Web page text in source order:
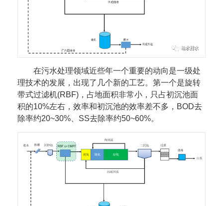
在污水处理领域近些年一个重要的动向是一级处
理技术的发展，出现了几个新的工艺。第一个是旋转
带式过滤机(RBF)，占地面积非常小，只占初沉池面
积的10%左右，效率和初沉池的效率差不多，BOD去
除率约20~30%、SS去除率约50~60%。